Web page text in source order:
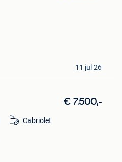
11 jul 26
€ 7.500,-
Cabriolet